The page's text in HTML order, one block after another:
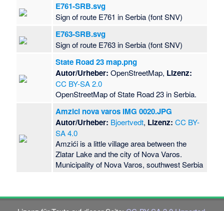
E761-SRB.svg
Sign of route E761 in Serbia (font SNV)
E763-SRB.svg
Sign of route E763 in Serbia (font SNV)
State Road 23 map.png
Autor/Urheber: OpenStreetMap, Lizenz:
CC BY-SA 2.0
OpenStreetMap of State Road 23 in Serbia.
Amzici nova varos IMG 0020.JPG
Autor/Urheber: Bjoertvedt, Lizenz: CC BY-
SA 4.0
Amzići is a little village area between the
Zlatar Lake and the city of Nova Varos.
Municipality of Nova Varos, southwest Serbia